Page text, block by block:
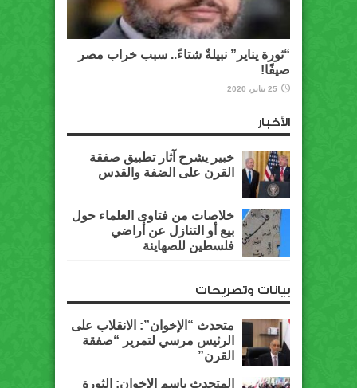
“ثورة يناير” نبيلةٌ شتاءً.. سبب خراب مصر
صيفًا!
25 يناير، 2020
الأخبار
خبير يشرح آثار تطبيق صفقة
القرن على الضفة والقدس
خلاصات من فتاوى العلماء حول
بيع أو التنازل عن أراضي
فلسطين للصهاينة
بيانات وتصريحات
متحدث “الإخوان”: الانقلاب على
الرئيس مرسي لتمرير “صفقة
القرن”
المتحدث باسم الإخوان: الثورة